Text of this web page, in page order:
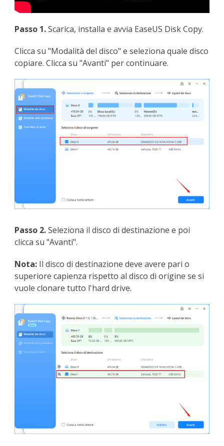
Passo 1.Scarica, installa e avvia EaseUS Disk Copy.
Clicca su "Modalità del disco" e seleziona quale disco
copiare. Clicca su "Avanti" per continuare.
Passo 2.Seleziona il disco di destinazione e poi
clicca su "Avanti".
Nota: Il disco di destinazione deve avere pari o
superiore capienza rispetto al disco di origine se si
vuole clonare tutto l'hard drive.